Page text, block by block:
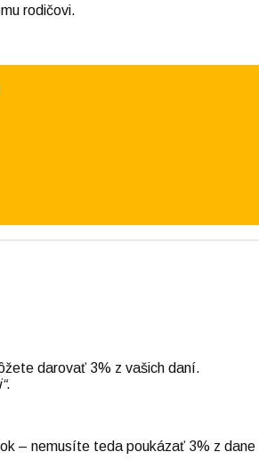
rodičovi.
darovať 3% z vašich daní.
.
– nemusíte teda poukázať 3% z